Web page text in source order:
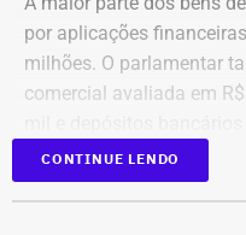
por aplicações
milhões. O parlamentar
comercial avaliada em
aproximadamente R$ 51,6
CONTINUE LENDO